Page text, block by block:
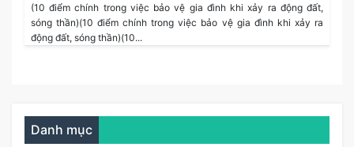
(10 điểm chính trong việc bảo vệ gia đình khi xảy ra động đất,
sóng thần)(10 điểm chính trong việc bảo vệ gia đình khi xảy ra
động đất, sóng thần)(10...
Danh mục